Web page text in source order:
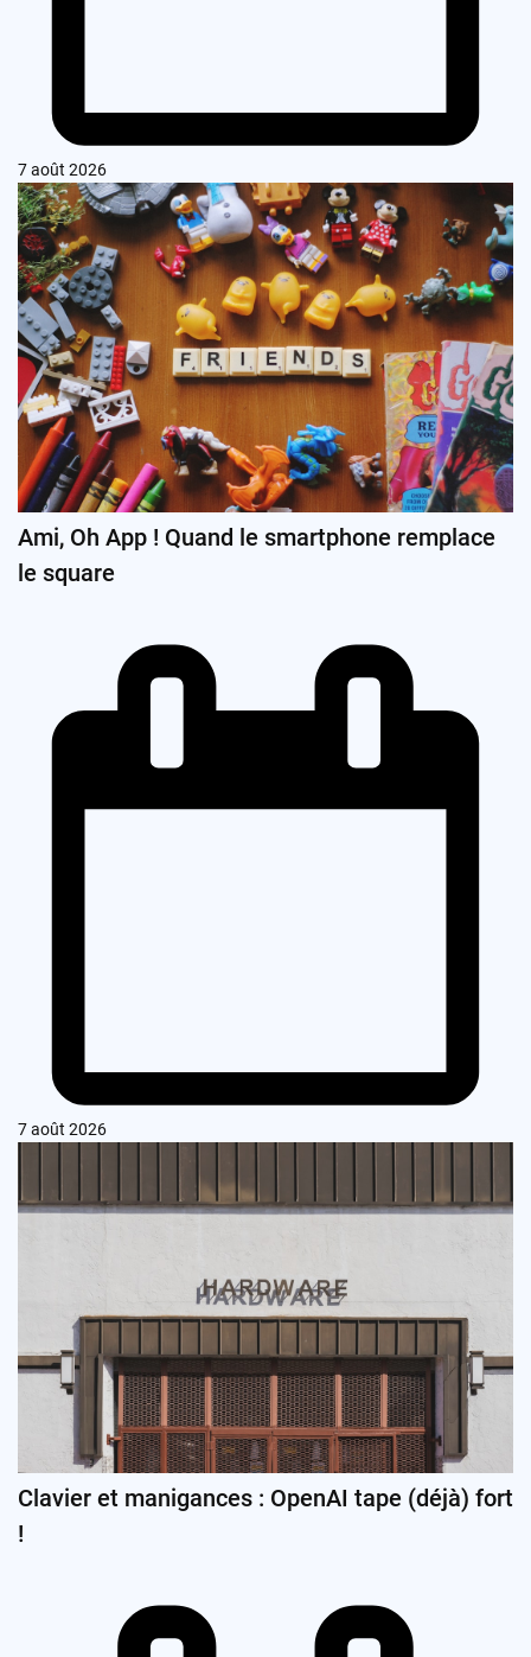
7 août 2026
Ami, Oh App ! Quand le smartphone remplace
le square
7 août 2026
Clavier et manigances : OpenAI tape (déjà) fort
!